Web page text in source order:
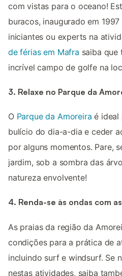
com vistas para o oceano!
buracos, inaugurado em
iniciantes ou experts na
de férias em Mafra saiba que
incrível campo de golfe na
3. Relaxe no Parque da
O Parque da Amoreira é ideal
bulício do dia-a-dia e ceder
por alguns momentos. Pare,
jardim, sob a sombra das
natureza envolvente!
4. Renda-se às ondas com
As praias da região da
condições para a prática de
incluindo surf e windsurf. Se
nestas atividades, saiba